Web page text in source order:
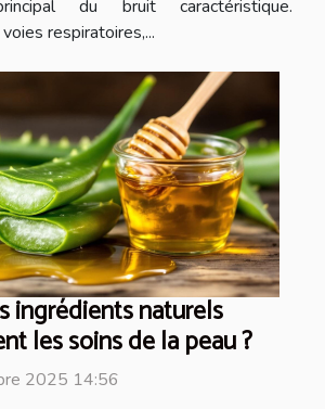
du bruit caractéristique.
respiratoires,...
ingrédients naturels
les soins de la peau ?
2025 14:56